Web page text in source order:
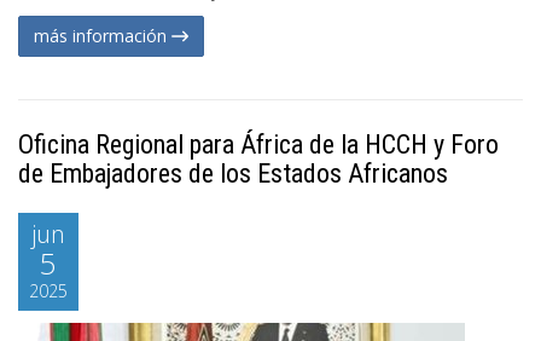
más información
Oficina Regional para África de la HCCH y Foro
de Embajadores de los Estados Africanos
jun
5
2025